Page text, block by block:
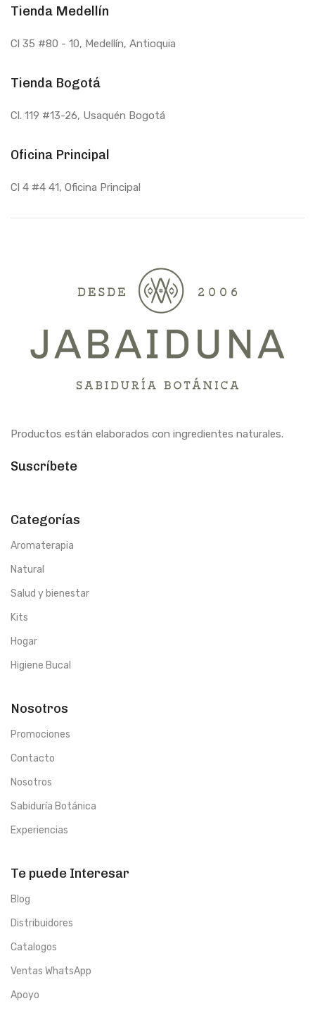
negativos. Ideal para usar el los
Actúa en el 6to Chakra.
Tienda Medellín
Cl 35 #80 - 10, Medellín, Antioquia
Tienda Bogotá
Cl. 119 #13-26, Usaquén Bogotá
Oficina Principal
Cl 4 #4 41, Oficina Principal
Productos están elaborados con ingredientes naturales.
Suscríbete
Categorías
Aromaterapia
Natural
Salud y bienestar
Kits
Hogar
Higiene Bucal
Nosotros
Promociones
Contacto
Nosotros
Sabiduría Botánica
Experiencias
Te puede Interesar
Blog
Distribuidores
Catalogos
Ventas WhatsApp
Apoyo